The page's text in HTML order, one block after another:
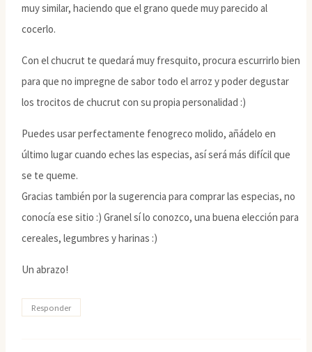
muy similar, haciendo que el grano quede muy parecido al
cocerlo.
Con el chucrut te quedará muy fresquito, procura escurrirlo bien
para que no impregne de sabor todo el arroz y poder degustar
los trocitos de chucrut con su propia personalidad :)
Puedes usar perfectamente fenogreco molido, añádelo en
último lugar cuando eches las especias, así será más difícil que
se te queme.
Gracias también por la sugerencia para comprar las especias, no
conocía ese sitio :) Granel sí lo conozco, una buena elección para
cereales, legumbres y harinas :)
Un abrazo!
Responder